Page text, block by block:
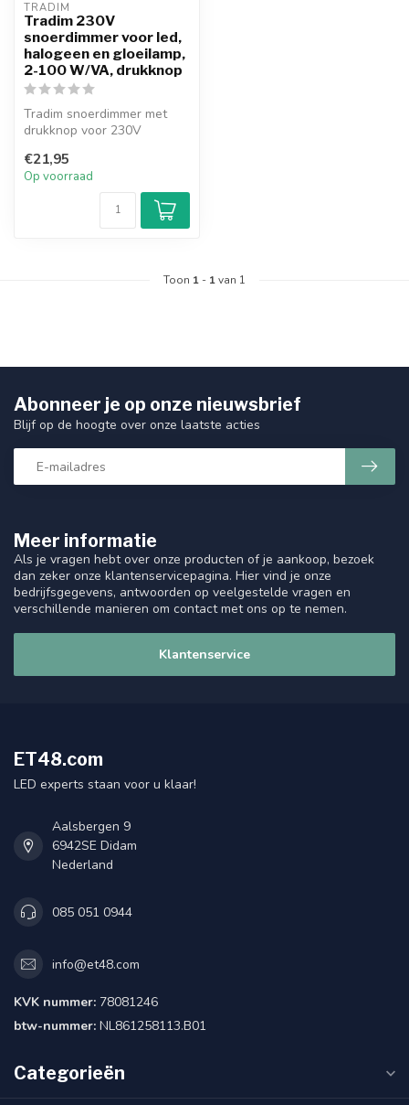
TRADIM
Tradim 230V
snoerdimmer voor led,
halogeen en gloeilamp,
2-100 W/VA, drukknop
Tradim snoerdimmer met
drukknop voor 230V
toepassingen in com...
€21,95
Op voorraad
Toon 1 - 1van 1
Meer informatie
Als je vragen hebt over onze producten of je aankoop, bezoek
dan zeker onze klantenservicepagina. Hier vind je onze
bedrijfsgegevens, antwoorden op veelgestelde vragen en
verschillende manieren om contact met ons op te nemen.
Klantenservice
Abonneer je op onze nieuwsbrief
Blijf op de hoogte over onze laatste acties
ET48.com
LED experts staan voor u klaar!
Aalsbergen 9
6942SE Didam
Nederland
085 051 0944
info@et48.com
KVK nummer: 78081246
btw-nummer: NL861258113.B01
Categorieën